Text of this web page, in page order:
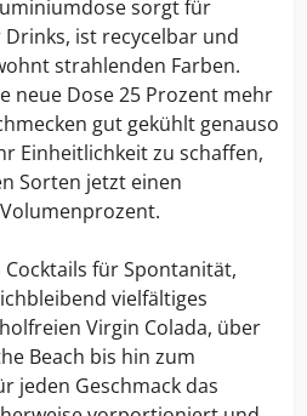
sorgt für
ist recycelbar und
strahlenden Farben.
neue Dose 25 Prozent mehr
gut gekühlt genauso
Einheitlichkeit zu schaffen,
Sorten jetzt einen
Cocktails für Spontanität,
vielfältiges
Virgin Colada, über
Beach bis hin zum
jeden Geschmack das